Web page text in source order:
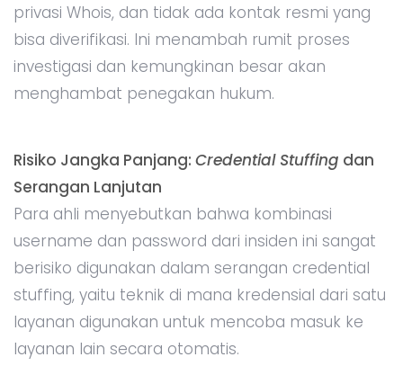
privasi Whois, dan tidak ada kontak resmi yang
bisa diverifikasi. Ini menambah rumit proses
investigasi dan kemungkinan besar akan
menghambat penegakan hukum.
Risiko Jangka Panjang: Credential Stuffing dan
Serangan Lanjutan
Para ahli menyebutkan bahwa kombinasi
username dan password dari insiden ini sangat
berisiko digunakan dalam serangan credential
stuffing, yaitu teknik di mana kredensial dari satu
layanan digunakan untuk mencoba masuk ke
layanan lain secara otomatis.